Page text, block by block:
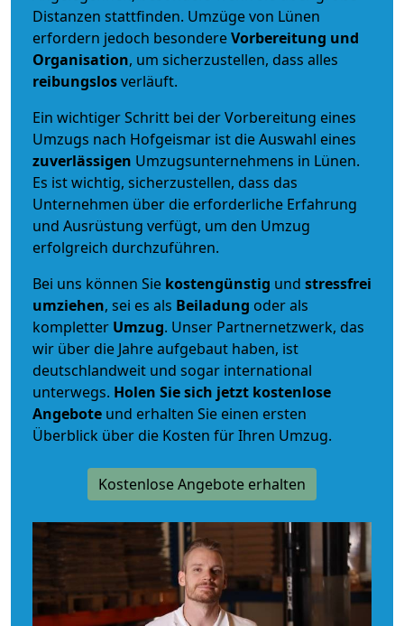
Distanzen stattfinden. Umzüge von Lünen
erfordern jedoch besondereVorbereitung und
Organisation, um sicherzustellen, dass alles
reibungslosverläuft.
Ein wichtiger Schritt bei der Vorbereitung eines
Umzugs nach Hofgeismar ist die Auswahl eines
zuverlässigen Umzugsunternehmens in Lünen.
Es ist wichtig, sicherzustellen, dass das
Unternehmen über die erforderliche Erfahrung
und Ausrüstung verfügt, um den Umzug
erfolgreich durchzuführen.
Bei uns können Sie kostengünstig und stressfrei
umziehen, sei es als Beiladung oder als
kompletter Umzug. Unser Partnernetzwerk, das
wir über die Jahre aufgebaut haben, ist
deutschlandweit und sogar international
unterwegs. Holen Sie sich jetzt kostenlose
Angebote und erhalten Sie einen ersten
Überblick über die Kosten für Ihren Umzug.
Kostenlose Angebote erhalten